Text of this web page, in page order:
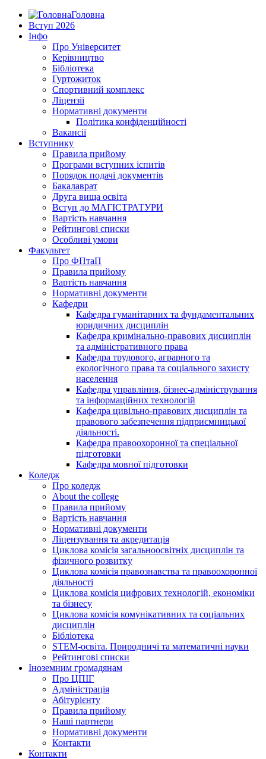
Головна
Вступ 2026
Інфо
Про Університет
Керівництво
Бібліотека
Гуртожиток
Спортивний комплекс
Ліцензіі
Нормативні документи
Політика конфіденційності
Вакансії
Вступнику
Правила прийому
Програми вступних іспитів
Порядок подачі документів
Бакалаврат
Друга вища освіта
Вступ до МАГІСТРАТУРИ
Вартість навчання
Рейтингові списки
Особливі умови
Факультет
Про ФПтаП
Правила прийому
Вартість навчання
Нормативні документи
Кафедри
Кафедра гуманітарних та фундаментальних
юридичних дисциплін
Кафедра кримінально-правових дисциплін
та адміністративного права
Кафедра трудового, аграрного та
екологічного права та соціального захисту
населення
Кафедра управління, бізнес-адміністрування
та інформаційних технологій
Кафедра цивільно-правових дисциплін та
правового забезпечення підприємницької
діяльності.
Кафедра правоохоронної та спеціальної
підготовки
Кафедра мовної підготовки
Коледж
Про коледж
About the college
Правила прийому
Вартість навчання
Нормативні документи
Ліцензування та акредитація
Циклова комісія загальноосвітніх дисциплін та
фізичного розвитку
Циклова комісія правознавства та правоохоронної
діяльності
Циклова комісія цифрових технологій, економіки
та бізнесу
Циклова комісія комунікативних та соціальних
дисциплін
Бібліотека
STEM-освіта. Природничі та математичні науки
Рейтингові списки
Іноземним громадянам
Про ЦПІГ
Адміністрація
Абітурієнту
Правила прийому
Наші партнери
Нормативні документи
Контакти
Контакти